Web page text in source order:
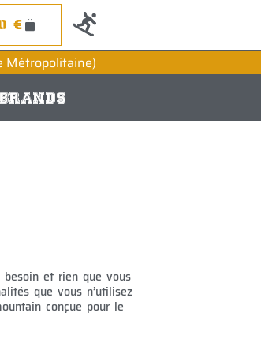
€ 0
PANIER
Métropolitaine)
BRANDS
et rien que vous
que vous n’utilisez
conçue pour le